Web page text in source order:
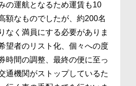
の運航となるため運賃も10
額なものでしたが、約200名
なく満員にする必要がありま
望者のリスト化、個々への度
時間の調整、最終の便に至っ
通機関がストップしているた